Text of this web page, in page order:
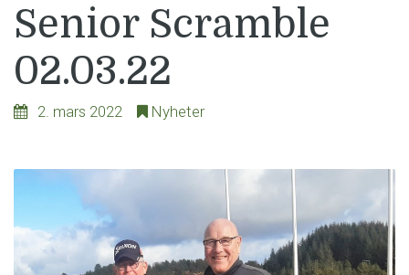
Senior Scramble
02.03.22
2. mars 2022 Nyheter